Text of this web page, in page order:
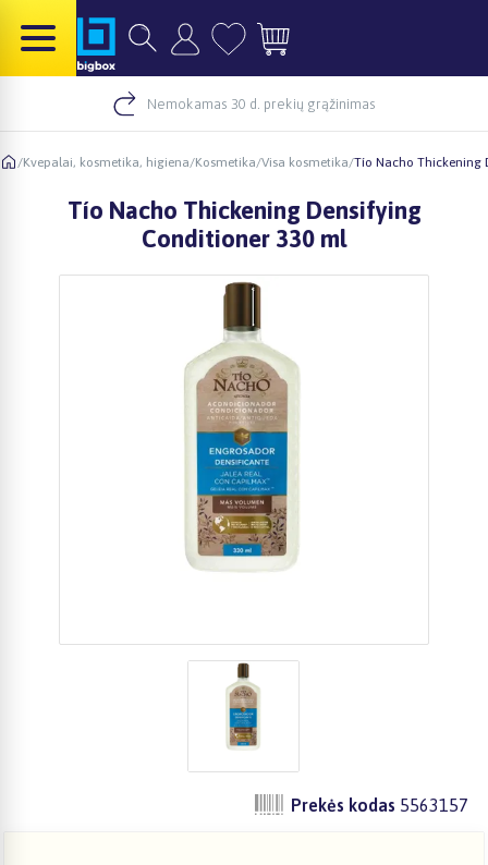
Nemokamas 30 d. prekių grąžinimas
/Kvepalai, kosmetika, higiena/Kosmetika/Visa kosmetika/Tío Nacho Thickening
Tío Nacho Thickening Densifying
Conditioner 330 ml
Prekės kodas 5563157